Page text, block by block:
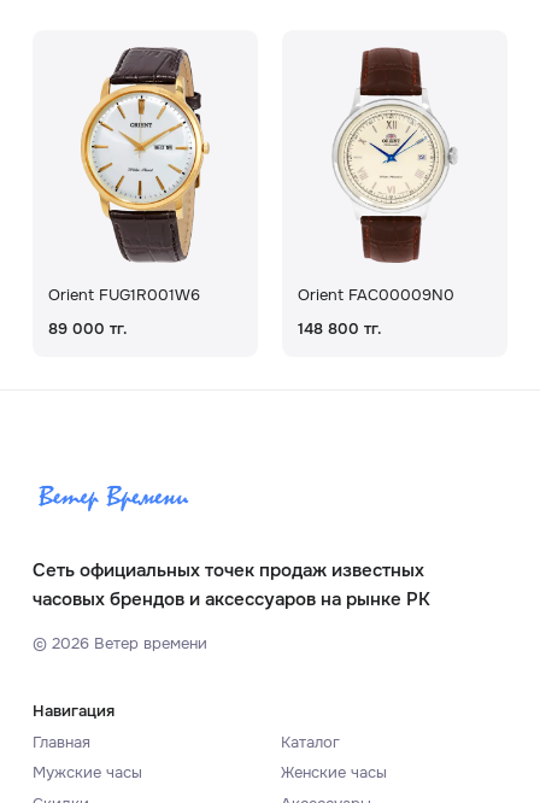
Orient FUG1R001W6
89 000 тг.
Orient FAC00009N0
148 800 тг.
Сеть официальных точек продаж известных
часовых брендов и аксессуаров на рынке РК
© 2026Ветер времени
Навигация
Главная
Каталог
Мужские часы
Женские часы